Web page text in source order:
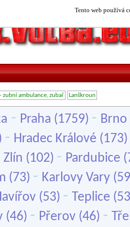
Tento web používá
zubní ambulance, zubař Lanškroun
- Praha (1759) - Brno
- Hradec Králové (173)
Zlín (102) - Pardubice
(73) - Karlovy Vary
(53) - Teplice
(46) - Přerov (46) -